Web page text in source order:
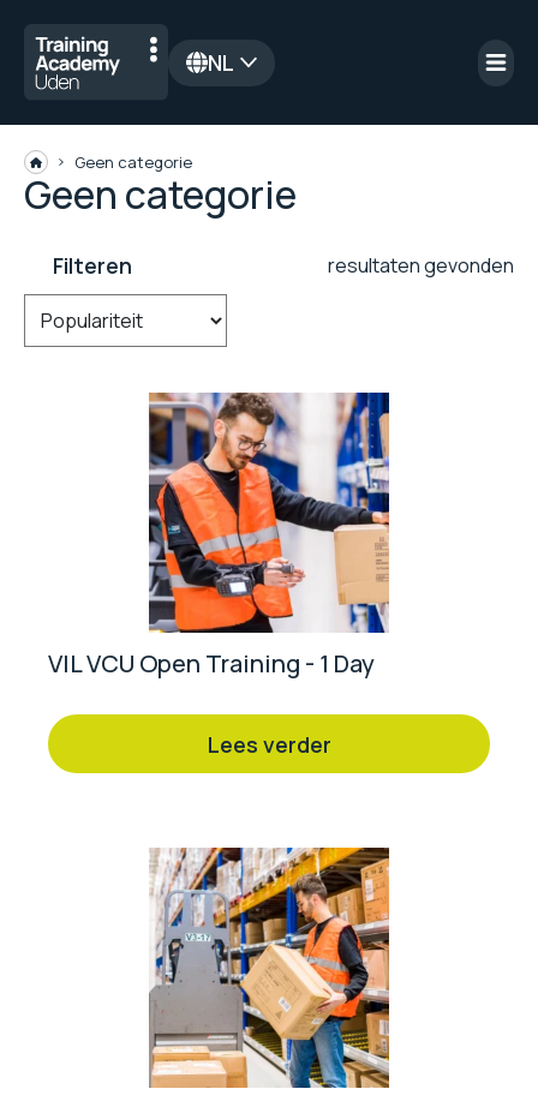
NL
Geen categorie
Geen categorie
Filteren resultaten gevonden
VIL VCU Open Training - 1 Day
Lees verder